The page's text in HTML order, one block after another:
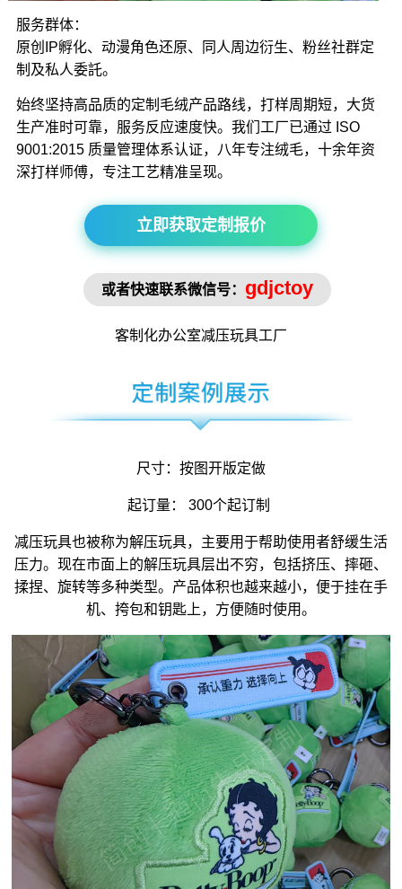
服务群体：
原创IP孵化、动漫角色还原、同人周边衍生、粉丝社群定
制及私人委託。
始终坚持高品质的定制毛绒产品路线，打样周期短，大货
生产准时可靠，服务反应速度快。我们工厂已通过 ISO
9001:2015 质量管理体系认证，八年专注绒毛，十余年资
深打样师傅，专注工艺精准呈现。
立即获取定制报价
或者快速联系微信号： gdjctoy
客制化办公室减压玩具工厂
尺寸：按图开版定做
起订量： 300个起订制
减压玩具也被称为解压玩具，主要用于帮助使用者舒缓生活
压力。现在市面上的解压玩具层出不穷，包括挤压、摔砸、
揉捏、旋转等多种类型。产品体积也越来越小，便于挂在手
机、挎包和钥匙上，方便随时使用。